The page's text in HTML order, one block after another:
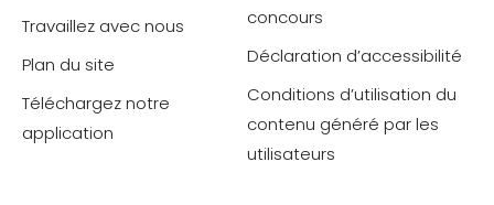
Travaillez avec nous
Plan du site
Téléchargez notre
application
concours
Déclaration d’accessibilité
Conditions d’utilisation du
contenu généré par les
utilisateurs